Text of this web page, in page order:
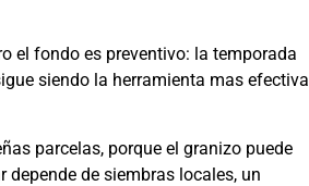
el fondo es preventivo: la temporada
siendo la herramienta mas efectiva
parcelas, porque el granizo puede
de siembras locales, un